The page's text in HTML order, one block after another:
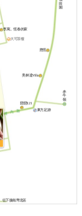
往下接南灣北區
田
園
赤
牛
嶺
戀戀121
美林達Villa
大可茶樓
悠恆
李寓。恆春的家
東方足跡